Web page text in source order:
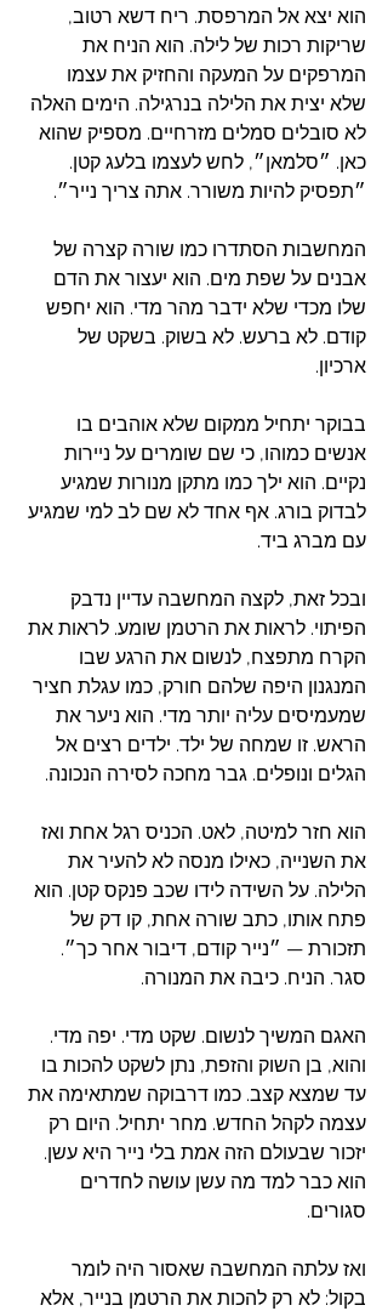
הוא יצא אל המרפסת. ריח דשא רטוב,
שריקות רכות של לילה. הוא הניח את
המרפקים על המעקה והחזיק את עצמו
שלא יצית את הלילה בנרגילה. הימים האלה
לא סובלים סמלים מזרחיים. מספיק שהוא
כאן. ״סלמאן״, לחש לעצמו בלעג קטן.
״תפסיק להיות משורר. אתה צריך נייר״.
המחשבות הסתדרו כמו שורה קצרה של
אבנים על שפת מים. הוא יעצור את הדם
שלו מכדי שלא ידבר מהר מדי. הוא יחפש
קודם. לא ברעש. לא בשוק. בשקט של
ארכיון.
בבוקר יתחיל ממקום שלא אוהבים בו
אנשים כמוהו, כי שם שומרים על ניירות
נקיים. הוא ילך כמו מתקן מנורות שמגיע
לבדוק בורג. אף אחד לא שם לב למי שמגיע
עם מברג ביד.
ובכל זאת, לקצה המחשבה עדיין נדבק
הפיתוי. לראות את הרטמן שומע. לראות את
הקרח מתפצח, לנשום את הרגע שבו
המנגנון היפה שלהם חורק, כמו עגלת חציר
שמעמיסים עליה יותר מדי. הוא ניער את
הראש. זו שמחה של ילד. ילדים רצים אל
הגלים ונופלים. גבר מחכה לסירה הנכונה.
הוא חזר למיטה, לאט. הכניס רגל אחת ואז
את השנייה, כאילו מנסה לא להעיר את
הלילה. על השידה לידו שכב פנקס קטן. הוא
פתח אותו, כתב שורה אחת, קו דק של
תזכורת — ״נייר קודם, דיבור אחר כך״.
סגר. הניח. כיבה את המנורה.
האגם המשיך לנשום. שקט מדי. יפה מדי.
והוא, בן השוק והזפת, נתן לשקט להכות בו
עד שמצא קצב. כמו דרבוקה שמתאימה את
עצמה לקהל החדש. מחר יתחיל. היום רק
יזכור שבעולם הזה אמת בלי נייר היא עשן.
הוא כבר למד מה עשן עושה לחדרים
סגורים.
ואז עלתה המחשבה שאסור היה לומר
בקול: לא רק להכות את הרטמן בנייר, אלא